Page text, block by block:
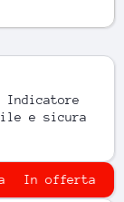
Indicatore
e sicura
In offerta